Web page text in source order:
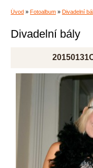
Úvod » Fotoalbum » Divadelní
Divadelní bály